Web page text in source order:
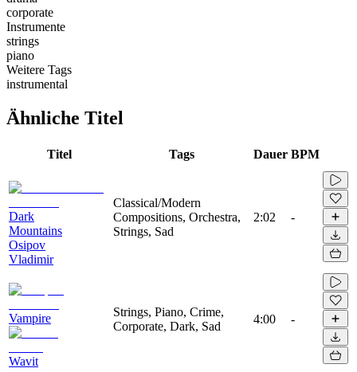
corporate
Instrumente
strings
piano
Weitere Tags
instrumental
Ähnliche Titel
Titel Tags Dauer BPM
Dark
Mountains
Osipov
Vladimir
Classical/Modern
Compositions, Orchestra,
Strings, Sad
2:02 -
Vampire
Wavit
Strings, Piano, Crime,
Corporate, Dark, Sad
4:00 -